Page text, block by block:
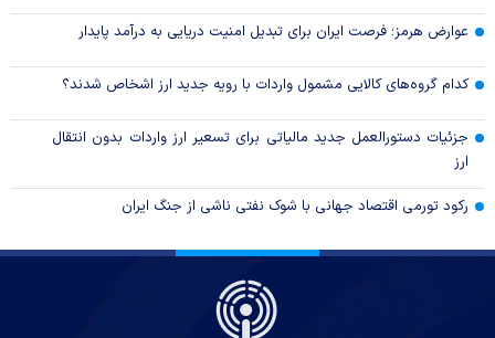
عوارض هرمز؛ فرصت ایران برای تبدیل امنیت دریایی به درآمد پایدار
کدام گروه‌های کالایی مشمول واردات با رویه جدید ارز اشخاص شدند؟
جزئیات دستورالعمل جدید مالیاتی برای تسعیر ارز واردات بدون انتقال
ارز
رکود تورمی اقتصاد جهانی با شوک نفتی ناشی از جنگ ایران